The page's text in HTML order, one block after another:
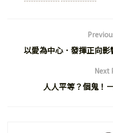
以愛為中心．發揮正向
Next
人人平等？個鬼！